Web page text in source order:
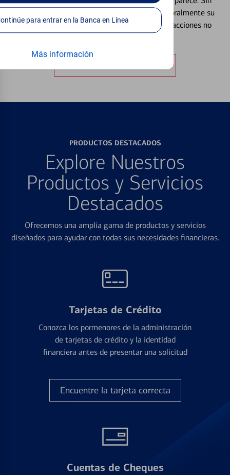
Continúe para entrar en la Banca en Línea
Más información
embargo, puede bloquear y desbloquear temporalmente su
tarjeta de débito para ayudar a prevenir transacciones no
PRODUCTOS DESTACADOS
Explore Nuestros
Productos y Servicios
Destacados
Ofrecemos una amplia gama de productos y servicios
diseñados para ayudar con todas sus necesidades financieras.
Tarjetas de Crédito
Conozca los pormenores de la administración
de tarjetas de crédito y la identidad
financiera antes de presentar una solicitud
Encuentre la tarjeta correcta
Cuentas de Cheques